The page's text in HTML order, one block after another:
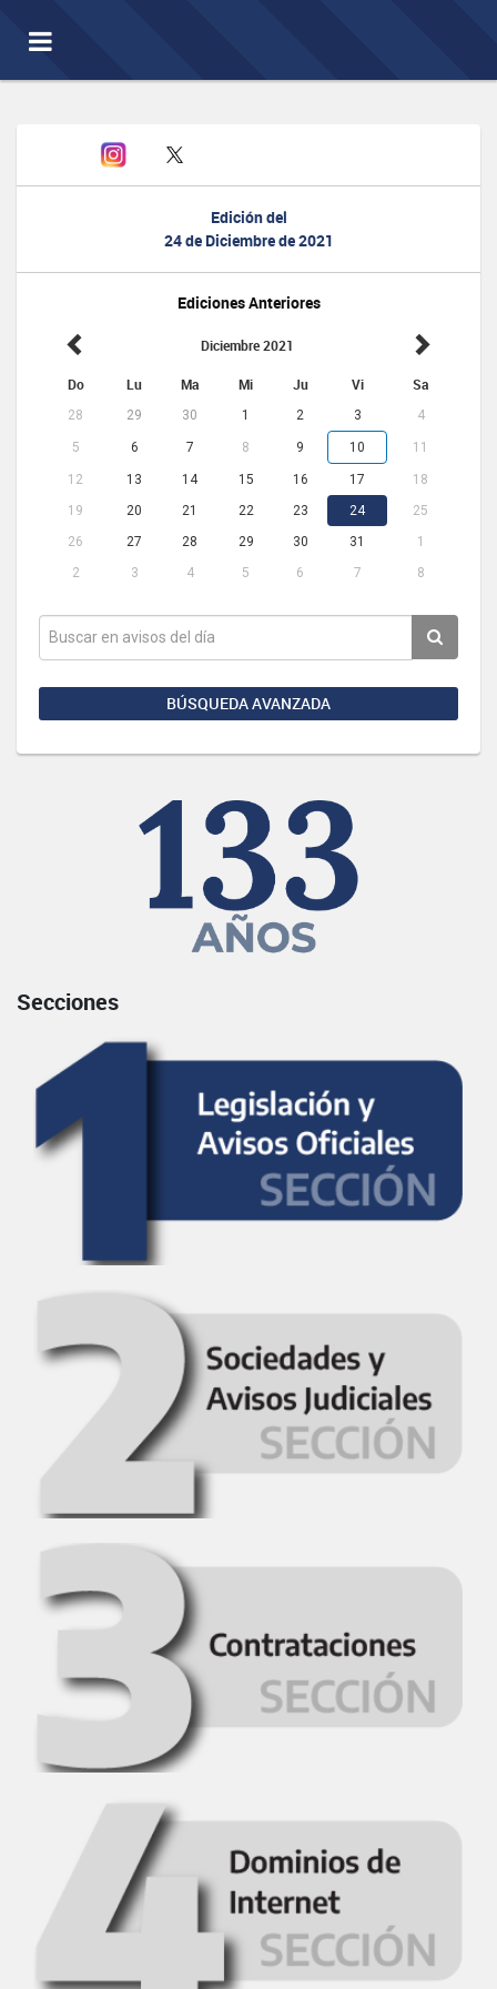
Toggle
navigation
Edición del
24 de Diciembre de 2021
Ediciones Anteriores
Diciembre 2021
Do Lu Ma Mi Ju Vi Sa
28 29 30 1 2 3 4
5 6 7 8 9 10 11
12 13 14 15 16 17
18
19
20 21 22 23 24
25
26
27 28 29 30 31
1
2
3 4 5 6 7 8
BÚSQUEDA AVANZADA
Secciones